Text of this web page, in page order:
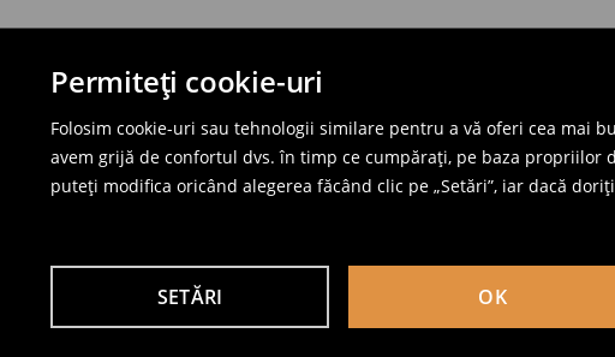
Permiteți cookie-uri
Folosim cookie-uri sau tehnologii similare pentru a vă oferi cea mai
avem grijă de confortul dvs. în timp ce cumpărați, pe baza propriilor
puteți modifica oricând alegerea făcând clic pe „Setări”, iar dacă
SETĂRI OK